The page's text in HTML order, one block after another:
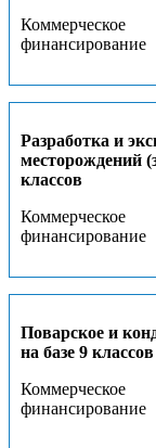
Коммерческое
финансирование
Разработка и
месторождений
классов
Коммерческое
финансирование
Поварское и
на базе 9 классов
Коммерческое
финансирование